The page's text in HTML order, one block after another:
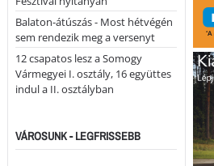
Balaton-átúszás - Most hétvégén
sem rendezik meg a versenyt
12 csapatos lesz a Somogy
Vármegyei I. osztály, 16 együttes
indul a II. osztályban
VÁROSUNK - LEGFRISSEBB